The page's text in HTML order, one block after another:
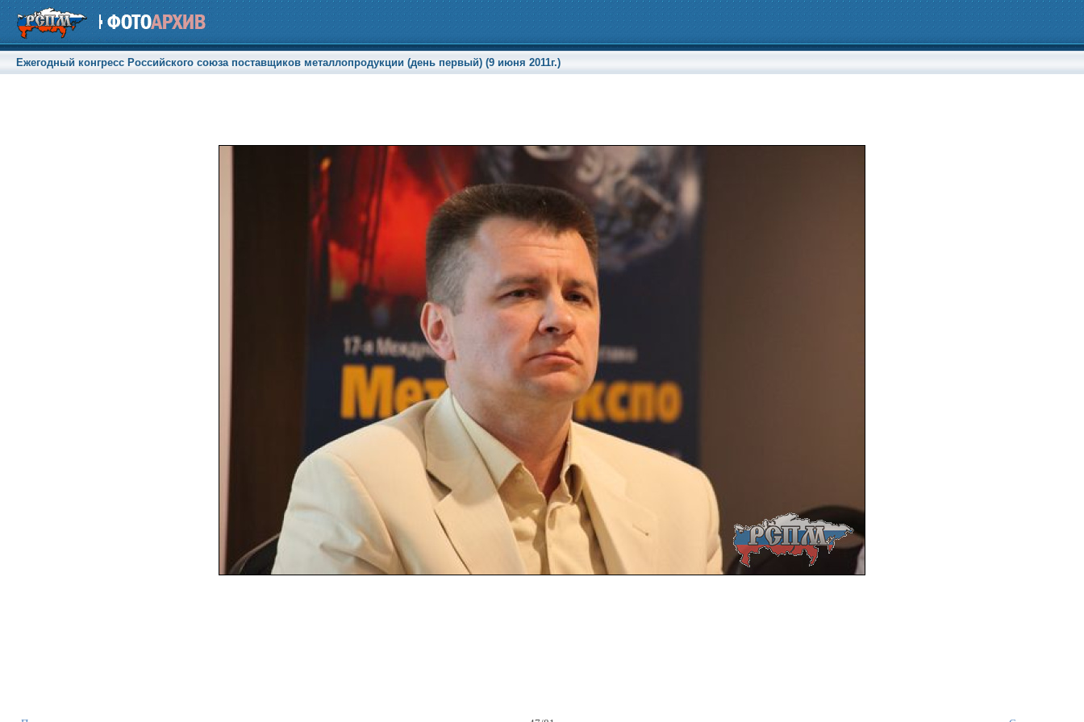
Ежегодный конгресс Российского союза поставщиков металлопродукции (день первый) (9 июня 2011г.)